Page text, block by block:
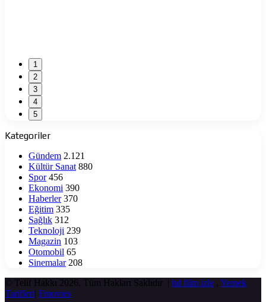
1
2
3
4
5
Kategoriler
Gündem 2.121
Kültür Sanat 880
Spor 456
Ekonomi 390
Haberler 370
Eğitim 335
Sağlık 312
Teknoloji 239
Magazin 103
Otomobil 65
Sinemalar 208
© Telif Hakkı 2026, Tüm Hakları Saklıdır | hd film izle , Yemek
Tarifleri| Fmovies